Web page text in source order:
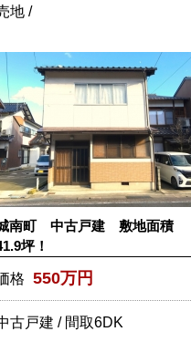
地 /
南町 中古戸建 敷地面積
坪！
格 550万円
古戸建 / 間取6DK